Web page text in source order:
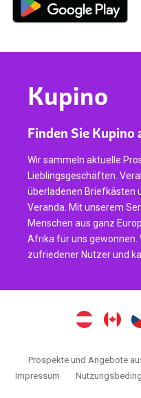
Kupino
Finden Sie Kupino
Wir sammeln aktuelle
Lieblingsgeschäften.
überladenen Briefkästen
Veranda. Mit unserem
Menschen aus ganz
Afrika für uns gewonnen.
zufriedener Nutzer und
Prospekte und Angebote
Impressum